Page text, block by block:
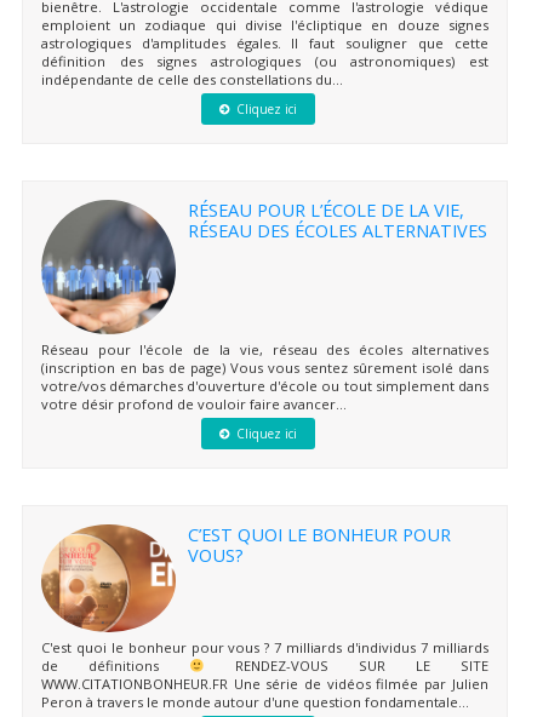
bienêtre. L'astrologie occidentale comme l'astrologie védique
emploient un zodiaque qui divise l'écliptique en douze signes
astrologiques d'amplitudes égales. Il faut souligner que cette
définition des signes astrologiques (ou astronomiques) est
indépendante de celle des constellations du...
Cliquez ici
RÉSEAU POUR L’ÉCOLE DE LA VIE,
RÉSEAU DES ÉCOLES ALTERNATIVES
Réseau pour l'école de la vie, réseau des écoles alternatives
(inscription en bas de page) Vous vous sentez sûrement isolé dans
votre/vos démarches d'ouverture d'école ou tout simplement dans
votre désir profond de vouloir faire avancer...
Cliquez ici
C’EST QUOI LE BONHEUR POUR
VOUS?
C'est quoi le bonheur pour vous ? 7 milliards d'individus 7 milliards
de définitions
RENDEZ-VOUS SUR LE SITE
WWW.CITATIONBONHEUR.FR Une série de vidéos filmée par Julien
Peron à travers le monde autour d'une question fondamentale...